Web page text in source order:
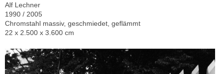
Alf Lechner
1990 / 2005
Chromstahl massiv, geschmiedet, geflämmt
22 x 2.500 x 3.600 cm